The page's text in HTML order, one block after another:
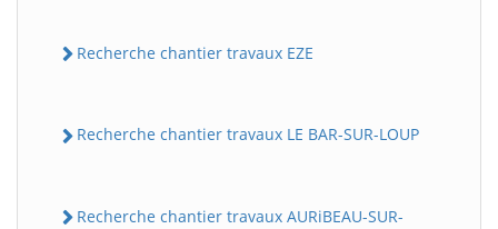
Recherche chantier travaux EZE
Recherche chantier travaux LE BAR-SUR-LOUP
Recherche chantier travaux AURiBEAU-SUR-